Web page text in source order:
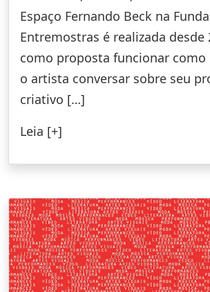
Espaço Fernando Beck na
Entremostras é realizada desde
como proposta funcionar como
o artista conversar sobre seu
criativo […]
Leia [+]